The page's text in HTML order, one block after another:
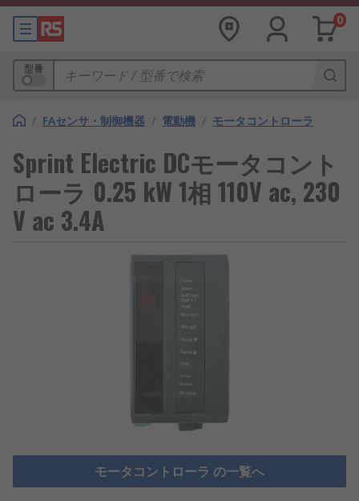
0
型番
/ FAセンサ・制御機器 / 電動機 / モータコントローラ
Sprint Electric DCモータコント
ローラ 0.25 kW 1相 110V ac, 230
V ac 3.4A
モータコントローラ の一覧へ